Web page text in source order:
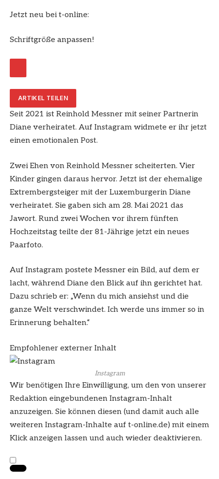
Jetzt neu bei t-online:
Schriftgröße anpassen!
ARTIKEL TEILEN
Seit 2021 ist Reinhold Messner mit seiner Partnerin
Diane verheiratet. Auf Instagram widmete er ihr jetzt
einen emotionalen Post.
Zwei Ehen von Reinhold Messner scheiterten. Vier
Kinder gingen daraus hervor. Jetzt ist der ehemalige
Extrembergsteiger mit der Luxemburgerin Diane
verheiratet. Sie gaben sich am 28. Mai 2021 das
Jawort. Rund zwei Wochen vor ihrem fünften
Hochzeitstag teilte der 81-Jährige jetzt ein neues
Paarfoto.
Auf Instagram postete Messner ein Bild, auf dem er
lacht, während Diane den Blick auf ihn gerichtet hat.
Dazu schrieb er: „Wenn du mich ansiehst und die
ganze Welt verschwindet. Ich werde uns immer so in
Erinnerung behalten.“
Empfohlener externer Inhalt
Instagram
Wir benötigen Ihre Einwilligung, um den von unserer
Redaktion eingebundenen Instagram-Inhalt
anzuzeigen. Sie können diesen (und damit auch alle
weiteren Instagram-Inhalte auf t-online.de) mit einem
Klick anzeigen lassen und auch wieder deaktivieren.